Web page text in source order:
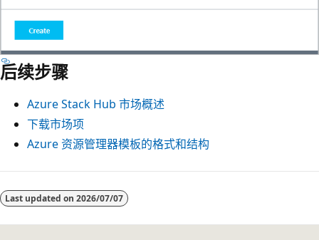
后续步骤
Azure Stack Hub 市场概述
下载市场项
Azure 资源管理器模板的格式和结构
Last updated on 2026/07/07